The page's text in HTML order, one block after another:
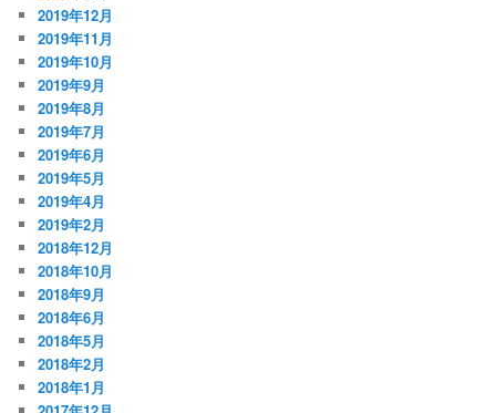
2019年12月
2019年11月
2019年10月
2019年9月
2019年8月
2019年7月
2019年6月
2019年5月
2019年4月
2019年2月
2018年12月
2018年10月
2018年9月
2018年6月
2018年5月
2018年2月
2018年1月